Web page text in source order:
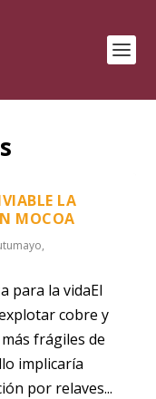
LA
MOCOA
,
para la vidaEl
cobre y
frágiles de
implicaría
por relaves...